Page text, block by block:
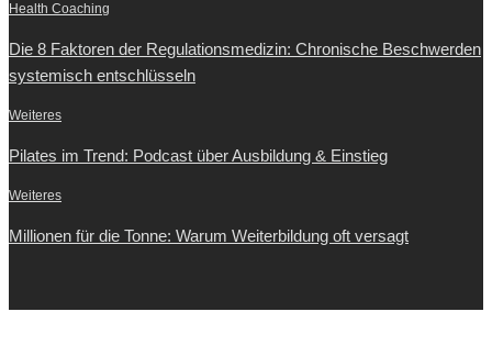
Health Coaching
Die 8 Faktoren der Regulationsmedizin: Chronische Beschwerden
systemisch entschlüsseln
Weiteres
Pilates im Trend: Podcast über Ausbildung & Einstieg
Weiteres
Millionen für die Tonne: Warum Weiterbildung oft versagt